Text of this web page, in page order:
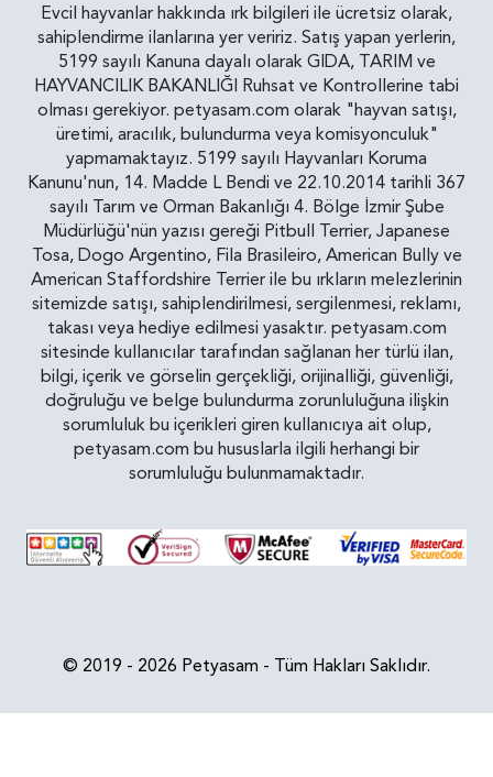
Evcil hayvanlar hakkında ırk bilgileri ile ücretsiz olarak,
sahiplendirme ilanlarına yer veririz. Satış yapan yerlerin,
5199 sayılı Kanuna dayalı olarak GIDA, TARIM ve
HAYVANCILIK BAKANLIĞI Ruhsat ve Kontrollerine tabi
olması gerekiyor. petyasam.com olarak "hayvan satışı,
üretimi, aracılık, bulundurma veya komisyonculuk"
yapmamaktayız. 5199 sayılı Hayvanları Koruma
Kanunu'nun, 14. Madde L Bendi ve 22.10.2014 tarihli 367
sayılı Tarım ve Orman Bakanlığı 4. Bölge İzmir Şube
Müdürlüğü'nün yazısı gereği Pitbull Terrier, Japanese
Tosa, Dogo Argentino, Fila Brasileiro, American Bully ve
American Staffordshire Terrier ile bu ırkların melezlerinin
sitemizde satışı, sahiplendirilmesi, sergilenmesi, reklamı,
takası veya hediye edilmesi yasaktır. petyasam.com
sitesinde kullanıcılar tarafından sağlanan her türlü ilan,
bilgi, içerik ve görselin gerçekliği, orijinalliği, güvenliği,
doğruluğu ve belge bulundurma zorunluluğuna ilişkin
sorumluluk bu içerikleri giren kullanıcıya ait olup,
petyasam.com bu hususlarla ilgili herhangi bir
sorumluluğu bulunmamaktadır.
© 2019 - 2026 Petyasam - Tüm Hakları Saklıdır.